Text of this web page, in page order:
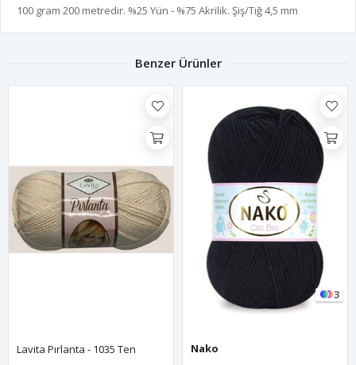
100 gram 200 metredir. %25 Yün - %75 Akrilik. Şiş/Tığ 4,5 mm
Benzer Ürünler
Lavita Pırlanta - 1035 Ten
3
Nako